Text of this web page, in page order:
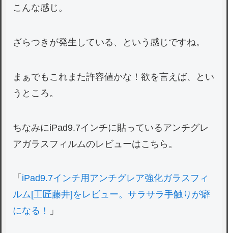
こんな感じ。
ざらつきが発生している、という感じですね。
まぁでもこれまた許容値かな！欲を言えば、とい
うところ。
ちなみにiPad9.7インチに貼っているアンチグレ
アガラスフィルムのレビューはこちら。
「 iPad9.7インチ用アンチグレア強化ガラスフィ
ルム[工匠藤井]をレビュー。サラサラ手触りが癖
になる！
」